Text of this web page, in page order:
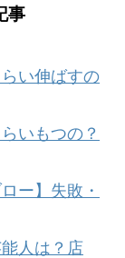
事
い伸ばすの
いもつの？
ー】失敗・
人は？店